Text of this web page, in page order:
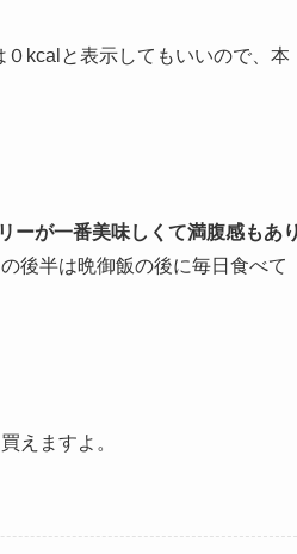
kcalと表示してもいいので、本
ーが一番美味しくて満腹感もあ
後半は晩御飯の後に毎日食べて
えますよ。